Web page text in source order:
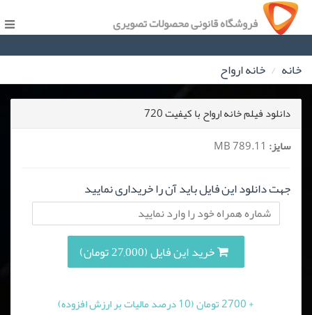
فروشگاه قانونی محصولات تصویری
خانه خانه ارواح
دانلود فیلم خانه ارواح با کیفیت 720
سایز:
جهت دانلود این فایل باید آن را خریداری نمایید
خرید این فایل (27,000 تومان)
+ 2700 تومان (10 درصد مالیات بر ارزش افزوده)